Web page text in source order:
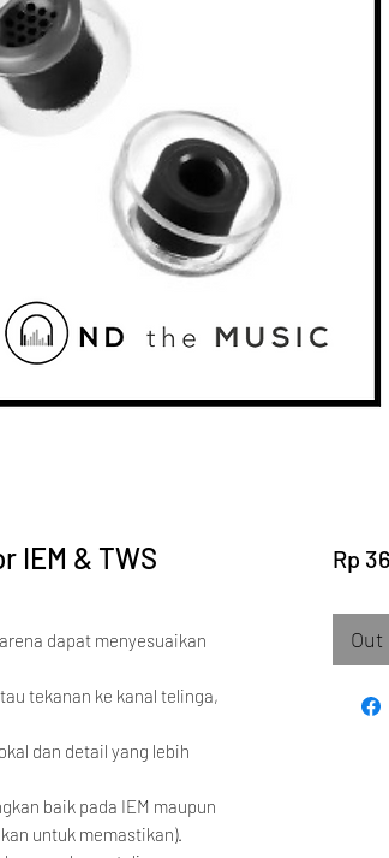
IEM & TWS
dapat menyesuaikan
tekanan ke kanal telinga,
dan detail yang lebih
baik pada IEM maupun
untuk memastikan).
Rp